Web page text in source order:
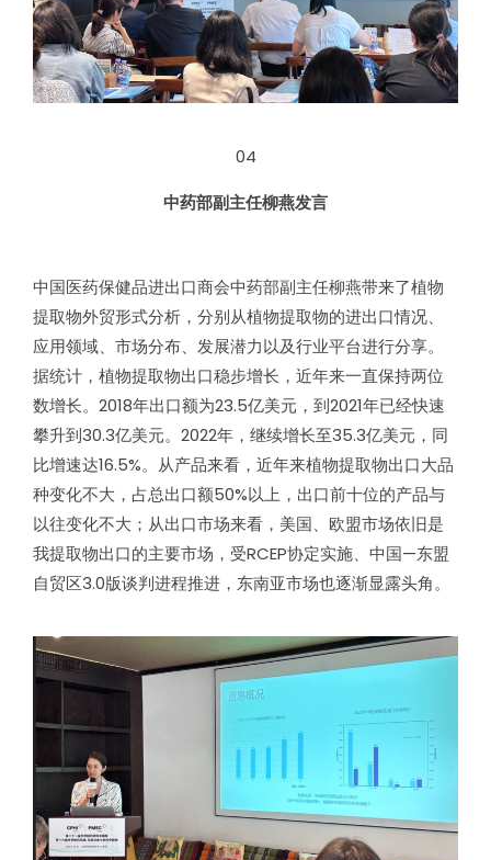
04
中药部副主任柳燕发言
中国医药保健品进出口商会中药部副主任柳燕带来了植物
提取物外贸形式分析，分别从植物提取物的进出口情况、
应用领域、市场分布、发展潜力以及行业平台进行分享。
据统计，植物提取物出口稳步增长，近年来一直保持两位
数增长。2018年出口额为23.5亿美元，到2021年已经快速
攀升到30.3亿美元。2022年，继续增长至35.3亿美元，同
比增速达16.5%。从产品来看，近年来植物提取物出口大品
种变化不大，占总出口额50%以上，出口前十位的产品与
以往变化不大；从出口市场来看，美国、欧盟市场依旧是
我提取物出口的主要市场，受RCEP协定实施、中国—东盟
自贸区3.0版谈判进程推进，东南亚市场也逐渐显露头角。